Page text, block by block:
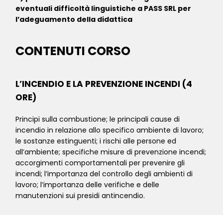
eventuali difficoltà linguistiche a PASS SRL per
l’adeguamento della didattica
CONTENUTI CORSO
L’INCENDIO E LA PREVENZIONE INCENDI (4
ORE)
Principi sulla combustione; le principali cause di
incendio in relazione allo specifico ambiente di lavoro;
le sostanze estinguenti; i rischi alle persone ed
all’ambiente; specifiche misure di prevenzione incendi;
accorgimenti comportamentali per prevenire gli
incendi; l’importanza del controllo degli ambienti di
lavoro; l’importanza delle verifiche e delle
manutenzioni sui presidi antincendio.